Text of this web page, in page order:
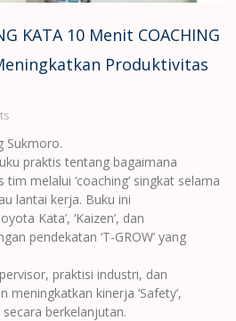
KATA 10 Menit COACHING
Produktivitas
Sukmoro.
praktis tentang bagaimana
melalui ‘coaching’ singkat selama
lantai kerja. Buku ini
Kata’, ‘Kaizen’, dan
pendekatan ‘T-GROW’ yang
praktisi industri, dan
kinerja ‘Safety’,
secara berkelanjutan.